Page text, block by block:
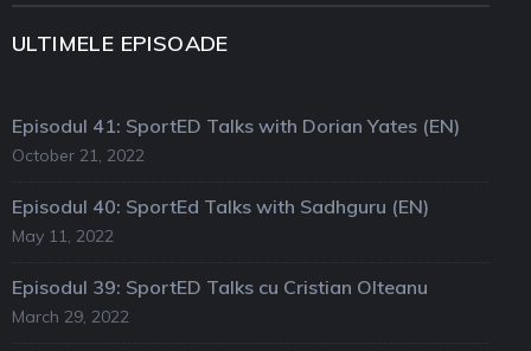
ULTIMELE EPISOADE
Episodul 41: SportED Talks with Dorian Yates (EN)
October 21, 2022
Episodul 40: SportEd Talks with Sadhguru (EN)
May 11, 2022
Episodul 39: SportED Talks cu Cristian Olteanu
March 29, 2022